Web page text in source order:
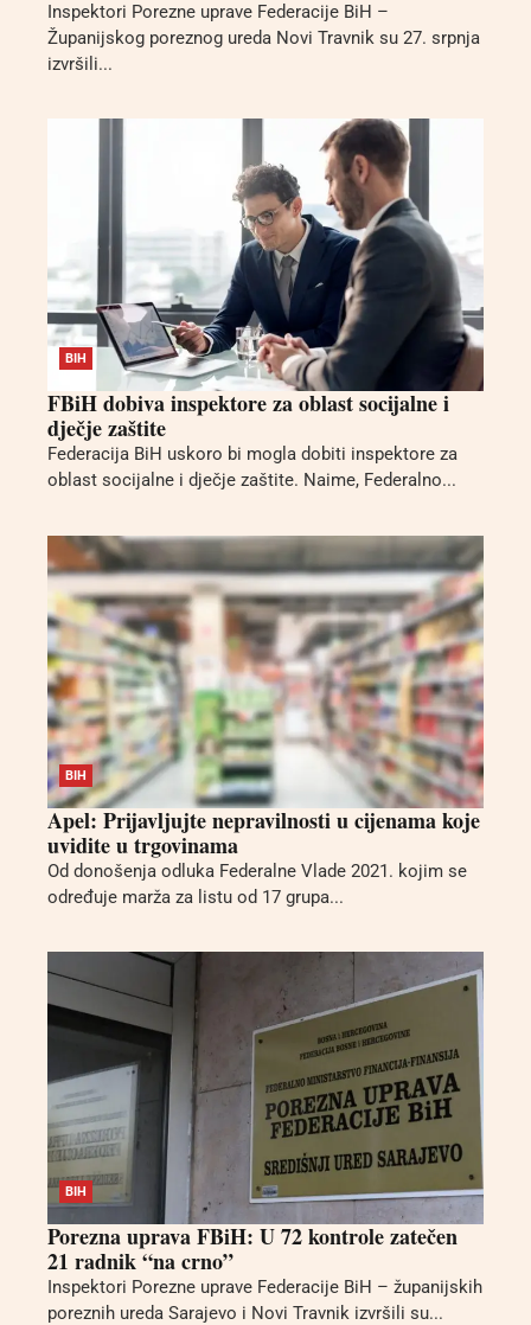
Inspektori Porezne uprave Federacije BiH –
Županijskog poreznog ureda Novi Travnik su 27. srpnja
izvršili...
BIH
FBiH dobiva inspektore za oblast socijalne i
dječje zaštite
Federacija BiH uskoro bi mogla dobiti inspektore za
oblast socijalne i dječje zaštite. Naime, Federalno...
BIH
Apel: Prijavljujte nepravilnosti u cijenama koje
uvidite u trgovinama
Od donošenja odluka Federalne Vlade 2021. kojim se
određuje marža za listu od 17 grupa...
BIH
Porezna uprava FBiH: U 72 kontrole zatečen
21 radnik “na crno”
Inspektori Porezne uprave Federacije BiH – županijskih
poreznih ureda Sarajevo i Novi Travnik izvršili su...